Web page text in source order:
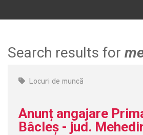
Search results for
Locuri de muncă
Anunț angajare
Bâcleș - jud.